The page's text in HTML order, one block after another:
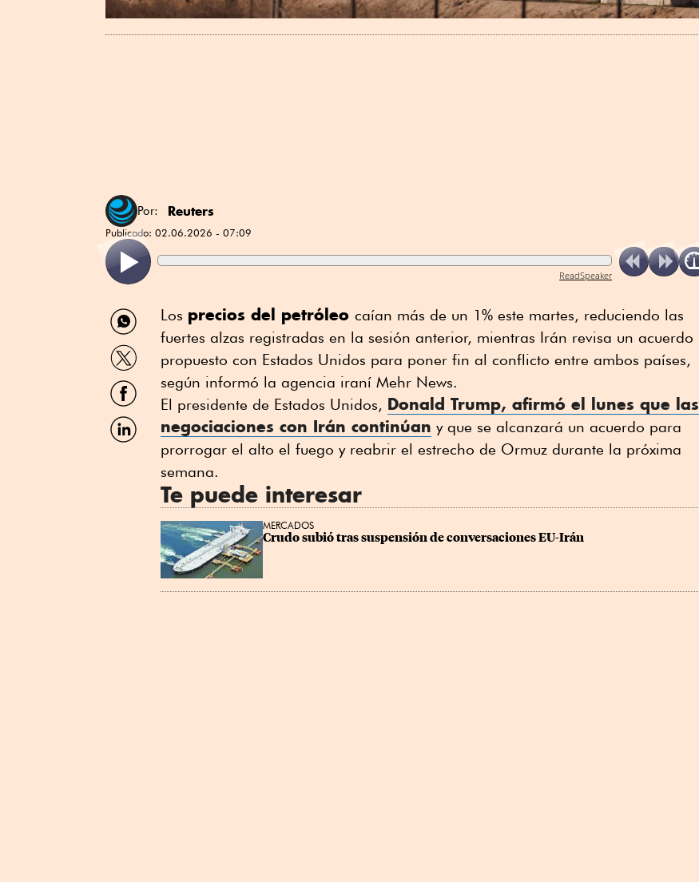
Por: Reuters
Publicado: 02.06.2026 - 07:09
ReadSpeaker
Compartir
por
WhatsApp
Compartir
por
Twitter
Compartir
por
Facebook
Compartir
por
Los ⁠ precios del petróleo caían más de un 1% este martes, reduciendo las
⁠fuertes alzas registradas en la sesión anterior, mientras Irán revisa un acuerdo
propuesto con Estados Unidos para poner fin al conflicto entre ambos países,
según informó la agencia iraní ⁠Mehr News.
El presidente de Estados ⁠Unidos, Donald Trump, afirmó el lunes que las
negociaciones con Irán continúan y que se alcanzará un acuerdo para
prorrogar el alto el fuego y reabrir el estrecho de Ormuz durante la próxima
semana.
Te puede interesar
MERCADOS
Crudo subió tras suspensión de conversaciones EU-Irán